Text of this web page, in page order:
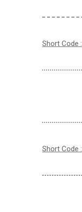
Short Code :
Short Code :